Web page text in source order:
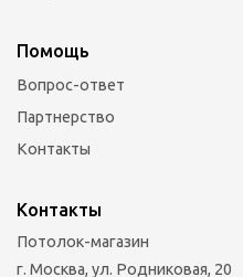
Помощь
Вопрос-ответ
Партнерство
Контакты
Контакты
Потолок-магазин
г. Москва, ул. Родниковая, 20